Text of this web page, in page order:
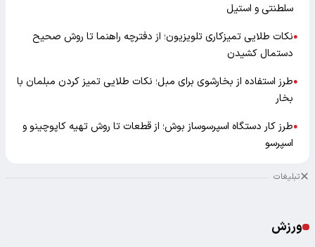
سلطنتی و استیل
●نکات طلایی تمیزکاری تلویزیون؛ از دفترچه راهنما تا روش صحیح
دستمال کشیدن
●طرز استفاده از بخارشوی برای مبل؛ نکات طلایی تمیز کردن مبلمان با
بخار
●طرز کار دستگاه اسپرسوساز بوش؛ از قطعات تا روش تهیه کاپوچینو و
اسپرسو
تبلیغات
ورزش